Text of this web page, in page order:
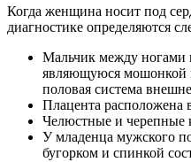
Когда женщина носит под
диагностике определяются
Мальчик между ногами
являющуюся мошонкой
половая система
Плацента расположена
Челюстные и черепные
У младенца мужского
бугорком и спинкой